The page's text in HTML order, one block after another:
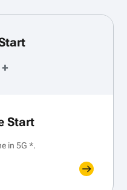
+
Start
in 5G *.